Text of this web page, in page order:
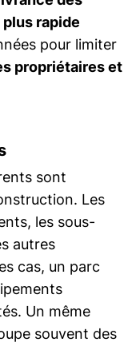
rapide
pour limiter
propriétaires et
sont
Les
les sous-
autres
cas, un parc
Un même
souvent des